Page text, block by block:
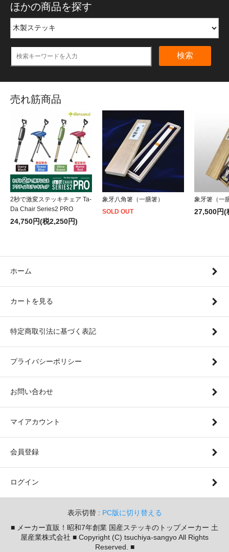
ほかの商品を探す
検索
売れ筋商品
2秒で激変ステッキチェア Ta-
Da Chair Series2 PRO
24,750円(税2,250円)
象牙八角箸（一膳箸）
SOLD OUT
象牙箸（一
27,500円(
ホーム
カートを見る
特定商取引法に基づく表記
プライバシーポリシー
お問い合わせ
マイアカウント
会員登録
ログイン
表示切替 : PC版に切り替える
■ メーカー直販！昭和7年創業 国産ステッキのトップメーカー 土
屋産業株式会社 ■ Copyright (C) tsuchiya-sangyo All Rights
Reserved. ■